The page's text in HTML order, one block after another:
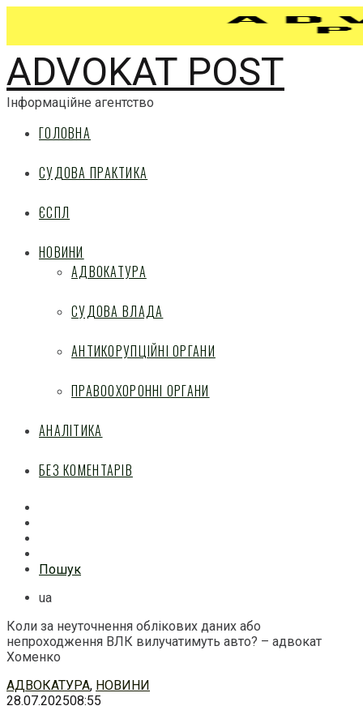
ADVOKAT POST
Інформаційне агентство
ГОЛОВНА
СУДОВА ПРАКТИКА
ЄСПЛ
НОВИНИ
АДВОКАТУРА
СУДОВА ВЛАДА
АНТИКОРУПЦІЙНІ ОРГАНИ
ПРАВООХОРОННІ ОРГАНИ
АНАЛІТИКА
БЕЗ КОМЕНТАРІВ
Пошук
ua
Коли за неуточнення облікових даних або
непроходження ВЛК вилучатимуть авто? – адвокат
Хоменко
Перейти
до
АДВОКАТУРА, НОВИНИ
28.07.202508:55